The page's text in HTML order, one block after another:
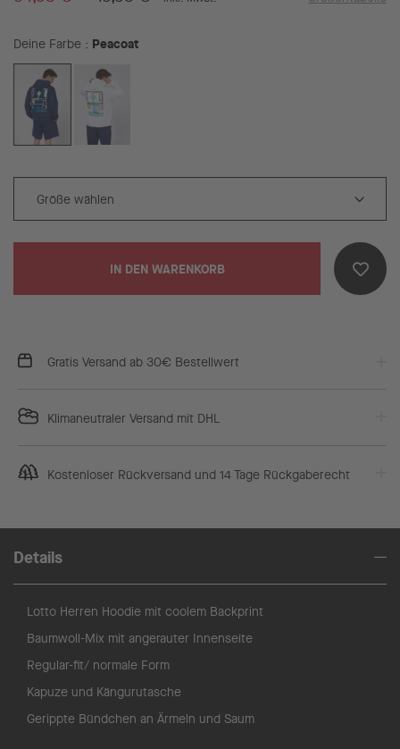
Deine Farbe Peacoat
IN DEN WARENKORB
Gratis Versand ab 30€ Bestellwert
Klimaneutraler Versand mit DHL
Kostenloser Rückversand und 14 Tage Rückgaberecht
Details
Lotto Herren Hoodie mit coolem Backprint
Baumwoll-Mix mit angerauter Innenseite
Regular-fit/ normale Form
Kapuze und Kängurutasche
Gerippte Bündchen an Ärmeln und Saum